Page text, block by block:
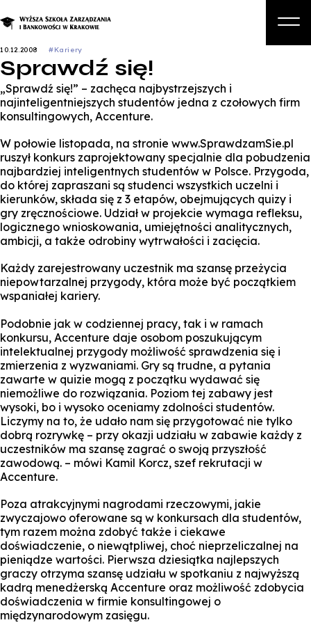
Studia
Kandydat
Student
Biznes
Zapisz się na studia
10.12.2008 #Kariery
Sprawdź się!
„Sprawdź się!” – zachęca najbystrzejszych i
najinteligentniejszych studentów jedna z czołowych firm
konsultingowych, Accenture.
W połowie listopada, na stronie www.SprawdzamSie.pl
ruszył konkurs zaprojektowany specjalnie dla pobudzenia
najbardziej inteligentnych studentów w Polsce. Przygoda,
do której zapraszani są studenci wszystkich uczelni i
kierunków, składa się z 3 etapów, obejmujących quizy i
gry zręcznościowe. Udział w projekcie wymaga refleksu,
logicznego wnioskowania, umiejętności analitycznych,
ambicji, a także odrobiny wytrwałości i zacięcia.
Każdy zarejestrowany uczestnik ma szansę przeżycia
niepowtarzalnej przygody, która może być początkiem
wspaniałej kariery.
Podobnie jak w codziennej pracy, tak i w ramach
konkursu, Accenture daje osobom poszukującym
intelektualnej przygody możliwość sprawdzenia się i
zmierzenia z wyzwaniami. Gry są trudne, a pytania
zawarte w quizie mogą z początku wydawać się
niemożliwe do rozwiązania. Poziom tej zabawy jest
wysoki, bo i wysoko oceniamy zdolności studentów.
Liczymy na to, że udało nam się przygotować nie tylko
dobrą rozrywkę – przy okazji udziału w zabawie każdy z
uczestników ma szansę zagrać o swoją przyszłość
zawodową. – mówi Kamil Korcz, szef rekrutacji w
Accenture.
Poza atrakcyjnymi nagrodami rzeczowymi, jakie
zwyczajowo oferowane są w konkursach dla studentów,
tym razem można zdobyć także i ciekawe
doświadczenie, o niewątpliwej, choć nieprzeliczalnej na
pieniądze wartości. Pierwsza dziesiątka najlepszych
graczy otrzyma szansę udziału w spotkaniu z najwyższą
kadrą menedżerską Accenture oraz możliwość zdobycia
doświadczenia w firmie konsultingowej o
międzynarodowym zasięgu.